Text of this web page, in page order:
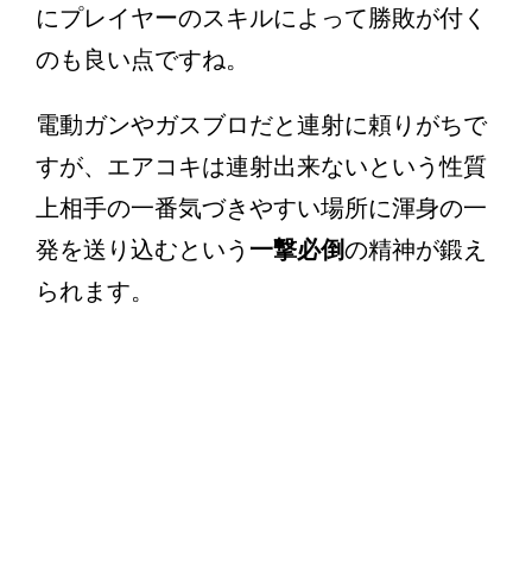
にプレイヤーのスキルによって勝敗が付く
のも良い点ですね。
電動ガンやガスブロだと連射に頼りがちで
すが、エアコキは連射出来ないという性質
上相手の一番気づきやすい場所に渾身の一
発を送り込むという 一撃必倒の精神が鍛え
られます。